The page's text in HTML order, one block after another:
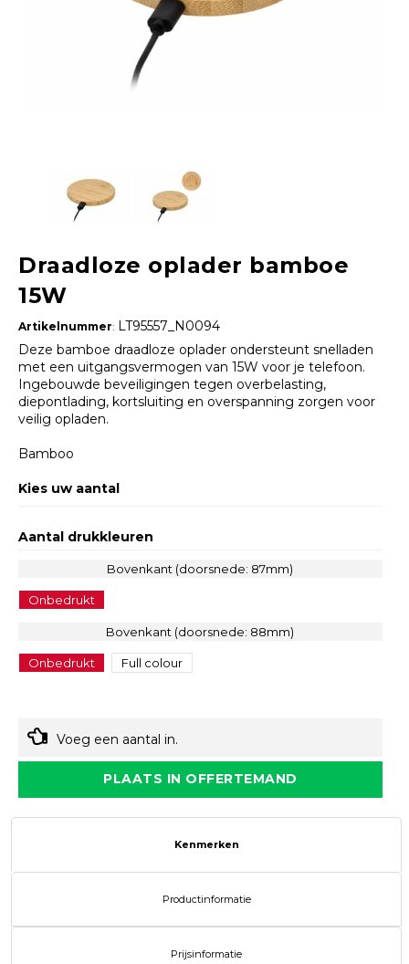
Draadloze oplader bamboe
15W
Artikelnummer: LT95557_N0094
Deze bamboe draadloze oplader ondersteunt snelladen
met een uitgangsvermogen van 15W voor je telefoon.
Ingebouwde beveiligingen tegen overbelasting,
diepontlading, kortsluiting en overspanning zorgen voor
veilig opladen.
Bamboo
Kies uw aantal
Aantal drukkleuren
Bovenkant (doorsnede: 87mm)
Onbedrukt
Bovenkant (doorsnede: 88mm)
Onbedrukt Full colour
Voeg een aantal in.
PLAATS IN OFFERTEMAND
Kenmerken
Productinformatie
Prijsinformatie